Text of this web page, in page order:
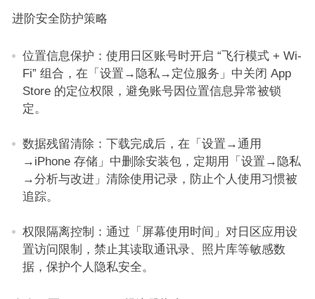
进阶安全防护策略​
位置信息保护：使用日区账号时开启 “飞行模式 + Wi-
Fi” 组合，在「设置→隐私→定位服务」中关闭 App
Store 的定位权限，避免账号因位置信息异常被锁
定。​
数据残留清除：下载完成后，在「设置→通用
→iPhone 存储」中删除安装包，定期用「设置→隐私
→分析与改进」清除使用记录，防止个人使用习惯被
追踪。​
权限隔离控制：通过「屏幕使用时间」对日区应用设
置访问限制，禁止其读取通讯录、照片库等敏感数
据，保护个人隐私安全。​